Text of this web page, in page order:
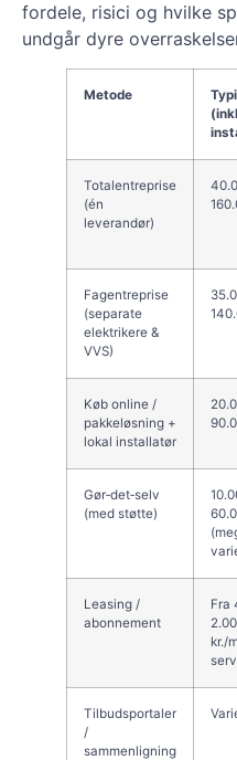
fordele, risici og hvilke
undgår dyre
Metode
Totalentreprise
(én
leverandør)
Fagentreprise
(separate
elektrikere &
VVS)
Køb online /
pakkeløsning +
lokal installatør
Gør‑det‑selv
(med støtte)
Leasing /
abonnement
Fra
kr./
Tilbudsportaler
/
sammenligning